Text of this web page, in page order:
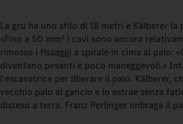
La gru ha uno sfilo di 18 metri e Kälberer
«Fino a 50 mm² i cavi sono ancora
rimosso i fissaggi a spirale in cima al palo.
diventano pesanti e poco maneggevoli.»
l'escavatrice per liberare il palo. Kälberer,
vecchio palo al gancio e lo estrae senza
disteso a terra. Franz Perlinger imbraga il